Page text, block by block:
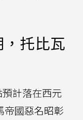
托比瓦
計落在西元
帝國惡名昭彰